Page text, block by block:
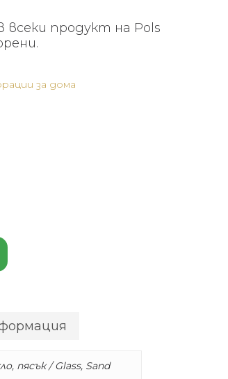
всеки продукт на Pols
за дома
пясък / Glass, Sand